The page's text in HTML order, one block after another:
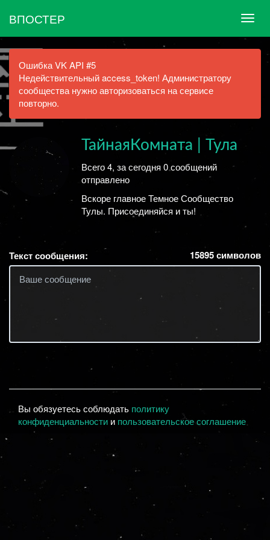
ВПОСТЕР
Ошибка VK API #5
Недействительный access_token! Администратору
сообщества нужно авторизоваться на сервисе
повторно.
ТайнаяКомната | Тула
Всего 4, за сегодня 0 сообщений
отправлено
Вскоре главное Темное Сообщество
Тулы. Присоединяйся и ты!
Текст сообщения: 15895символов
Вы обязуетесь соблюдать политику
конфиденциальности и пользовательское соглашение